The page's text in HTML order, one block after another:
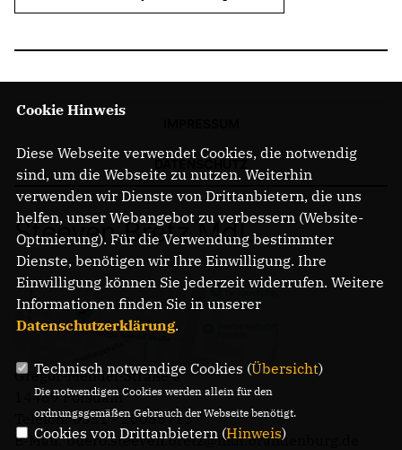
Steeven Bretz MdL
Gregor-Mendel-Straße 3
14469 Potsdam
Telefon: 0331 - 20085713
E-Mail: buero.steeven.bretz@mdl.brandenburg.de
Cookie Hinweis
Diese Webseite verwendet Cookies, die notwendig
sind, um die Webseite zu nutzen. Weiterhin
verwenden wir Dienste von Drittanbietern, die uns
helfen, unser Webangebot zu verbessern (Website-
Optmierung). Für die Verwendung bestimmter
Dienste, benötigen wir Ihre Einwilligung. Ihre
Einwilligung können Sie jederzeit widerrufen. Weitere
Informationen finden Sie in unserer
Datenschutzerklärung.
Technisch notwendige Cookies (Übersicht)
Die notwendigen Cookies werden allein für den
ordnungsgemäßen Gebrauch der Webseite benötigt.
Cookies von Drittanbietern (Hinweis)